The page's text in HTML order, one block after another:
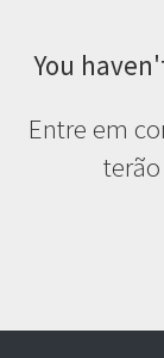
You
Entre em